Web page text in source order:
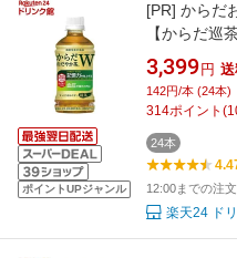
ポイントUPジャンル
[PR] からだ
【からだ巡
3,399 円
142円/本 (24本)
314ポイント (
24本
12:00までの注
楽天24 ド